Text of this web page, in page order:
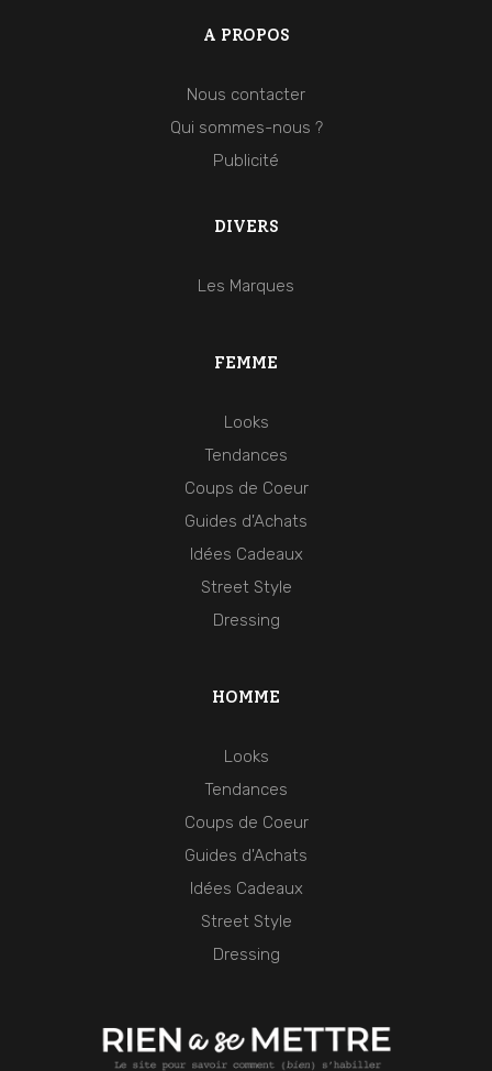
HOMME
Looks
Tendances
Coups de Coeur
Guides d'Achats
Idées Cadeaux
Street Style
Dressing
FEMME
Looks
Tendances
Coups de Coeur
Guides d'Achats
Idées Cadeaux
Street Style
Dressing
A PROPOS
Nous contacter
Qui sommes-nous ?
Publicité
DIVERS
Les Marques